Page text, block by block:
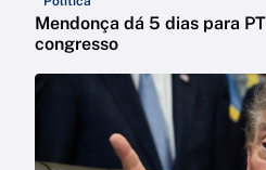
Mendonça dá 5 dias para
congresso